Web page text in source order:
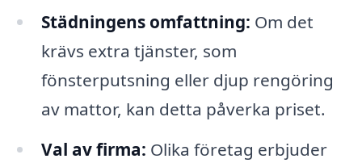
Städningens omfattning: Om det
krävs extra tjänster, som
fönsterputsning eller djup rengöring
av mattor, kan detta påverka priset.
Val av firma: Olika företag erbjuder